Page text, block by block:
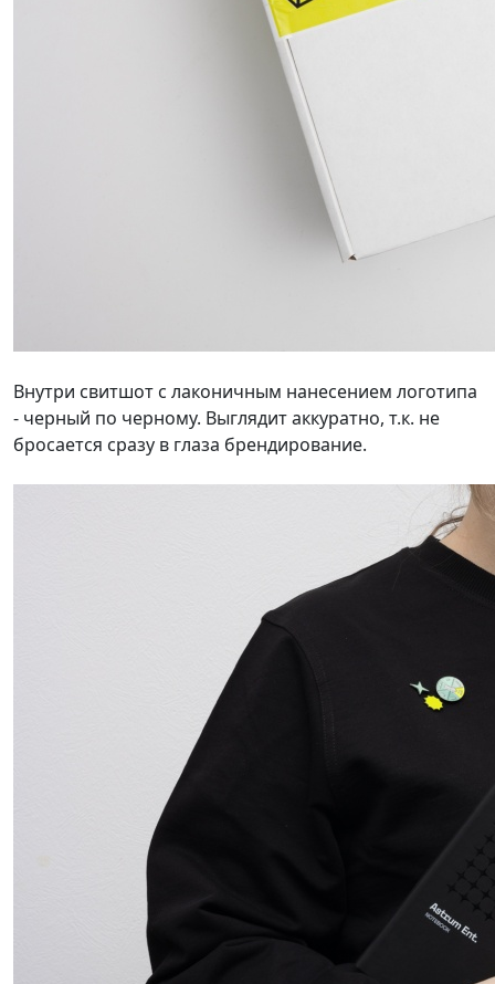
Внутри свитшот с лаконичным нанесением логотипа
- черный по черному. Выглядит аккуратно, т.к. не
бросается сразу в глаза брендирование.